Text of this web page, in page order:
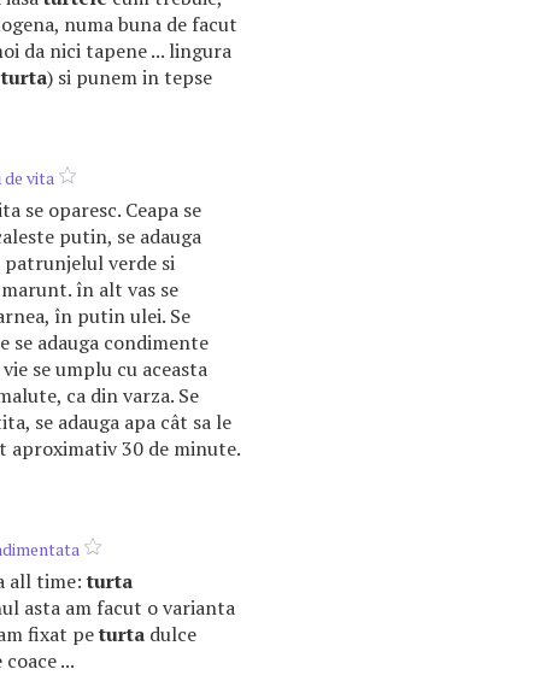
numa buna de facut
nici tapene ... lingura
turta) si punem in tepse
de vita
se oparesc. Ceapa se
putin, se adauga
verde si
în alt vas se
în putin ulei. Se
se adauga condimente
se umplu cu aceasta
ca din varza. Se
se adauga apa cât sa le
aproximativ 30 de minute.
all time:turta
asta am facut o varianta
fixat peturta dulce
...